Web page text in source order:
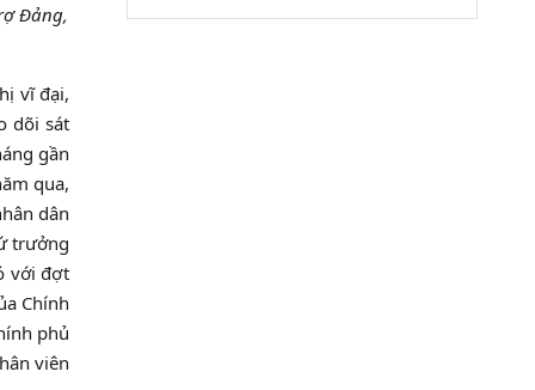
Đảng,
vĩ đại,
dõi sát
gần
qua,
dân
trưởng
với đợt
Chính
phủ
viên